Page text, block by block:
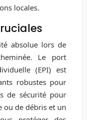
locales.
absolue lors de
Le port
(EPI) est
robustes pour
de sécurité pour
ou de débris et un